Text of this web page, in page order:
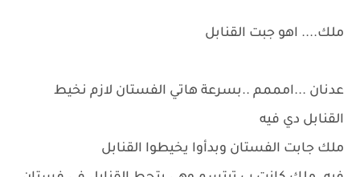
ملك.... اهو جبت القنابل
عدنان ...امممم ..بسرعة هاتي الفستان لازم نخيط
القنابل دي فيه
ملك جابت الفستان وبدأوا يخيطوا القنابل